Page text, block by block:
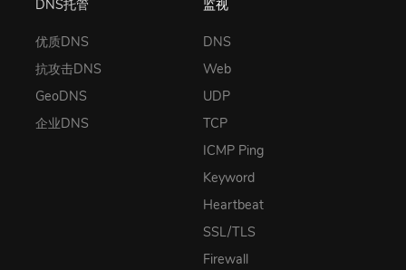
DNS托管
优质DNS
抗攻击DNS
GeoDNS
企业DNS
监视
DNS
Web
UDP
TCP
ICMP Ping
Keyword
Heartbeat
SSL/TLS
Firewall